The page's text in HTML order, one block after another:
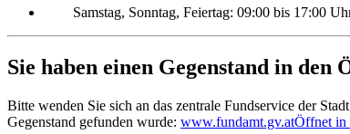
Samstag, Sonntag, Feiertag: 09:00 bis 17:00
Sie haben einen Gegenstand in den
Bitte wenden Sie sich an das zentrale Fundservice der
Gegenstand gefunden wurde: www.fundamt.gv.atÖffnet in